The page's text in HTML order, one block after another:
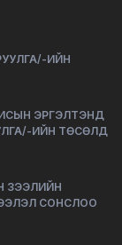
ИЙН
ЭРГЭЛТЭНД
ИЙН ТӨСӨЛД
ЗЭЭЛИЙН
СОНСЛОО